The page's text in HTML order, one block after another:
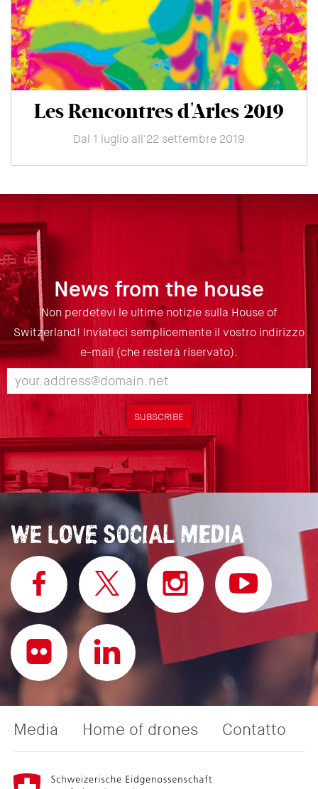
Les Rencontres d'Arles 2019
Dal 1 luglio all'22 settembre 2019
News from the house
Non perdetevi le ultime notizie sulla House of
Switzerland! Inviateci semplicemente il vostro indirizzo
e-mail (che resterà riservato).
SUBSCRIBE
Media Home of drones Contatto